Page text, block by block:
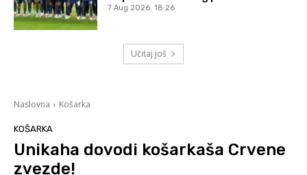
7 Aug 2026. 18:26
Učitaj još